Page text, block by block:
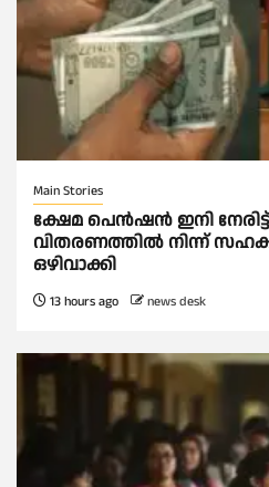
Main Stories
ക്ഷേമ പെൻഷൻ ഇനി
വിതരണത്തില്‍ നിന്ന്
ഒഴിവാക്കി
13 hours ago news desk